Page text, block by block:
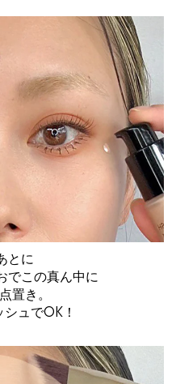
とに
でこの真ん中に
置き。
ュでOK！